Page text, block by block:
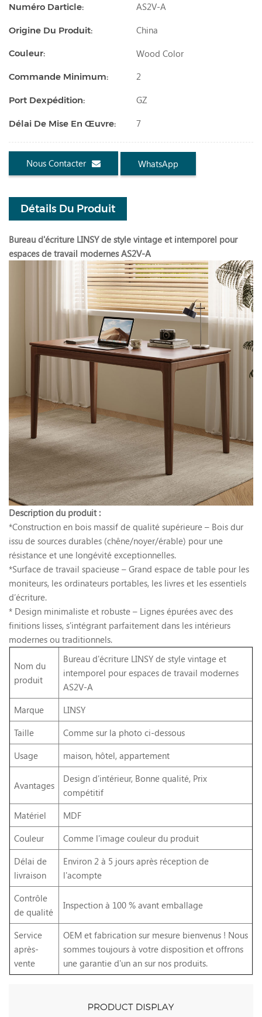
Numéro Darticle: AS2V-A
Origine Du Produit: China
Couleur: Wood Color
Commande Minimum: 2
Port Dexpédition: GZ
Délai De Mise En Œuvre: 7
Nous Contacter WhatsApp
Détails Du Produit
Bureau d'écriture LINSY de style vintage et intemporel pour
espaces de travail modernes AS2V-A
Description du produit :
*Construction en bois massif de qualité supérieure – Bois dur
issu de sources durables (chêne/noyer/érable) pour une
résistance et une longévité exceptionnelles.
*Surface de travail spacieuse – Grand espace de table pour les
moniteurs, les ordinateurs portables, les livres et les essentiels
d’écriture.
* Design minimaliste et robuste – Lignes épurées avec des
finitions lisses, s'intégrant parfaitement dans les intérieurs
modernes ou traditionnels.
Nom du
produit
Bureau d'écriture LINSY de style vintage et
intemporel pour espaces de travail modernes
AS2V-A
Marque
LINSY
Taille
Comme sur la photo ci-dessous
Usage
maison, hôtel, appartement
Avantages
Design d'intérieur, Bonne qualité, Prix
compétitif
Matériel
MDF
Couleur
Comme l'image couleur du produit
Délai de
livraison
Environ 2 à 5 jours après réception de
l'acompte
Contrôle
de qualité
Inspection à 100 % avant emballage
Service
après-
vente
OEM et fabrication sur mesure bienvenus ! Nous
sommes toujours à votre disposition et offrons
une garantie d'un an sur nos produits.